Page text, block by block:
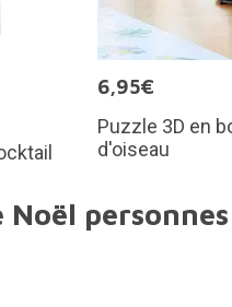
6,95€
Puzzle 3D en
d'oiseau